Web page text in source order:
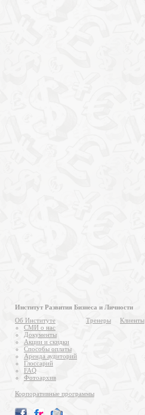
Институт Развития Бизнеса и Личности
Об Институте
СМИ о нас
Документы
Акции и скидки
Способы оплаты
Аренда аудиторий
Глоссарий
FAQ
Фотоархив
Тренеры Клиенты
Корпоративные программы